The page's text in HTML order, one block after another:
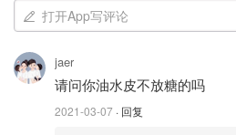
打开App写评论
jaer
请问你油水皮不放糖的吗
2021-03-07 · 回复